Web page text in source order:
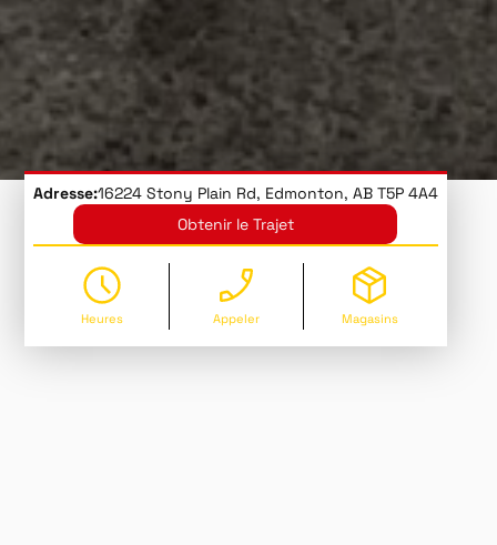
Adresse:16224 Stony Plain Rd, Edmonton, AB T5P 4A4
Obtenir le Trajet
Heures Appeler Magasins